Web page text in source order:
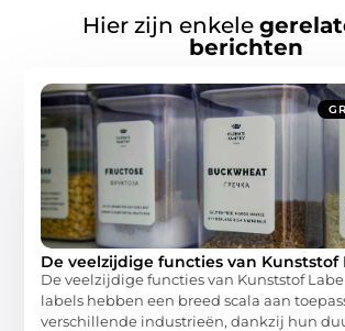
Hier zijn enkele
berichten
De veelzijdige functies van Kunststof
De veelzijdige functies van Kunststof
labels hebben een breed scala aan
verschillende industrieën, dankzij hun